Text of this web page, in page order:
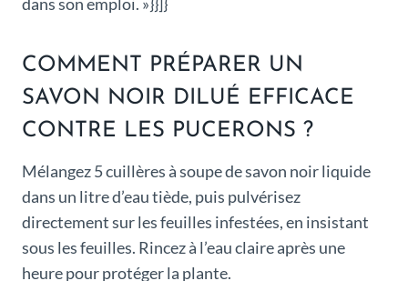
COMMENT PRÉPARER UN
SAVON NOIR DILUÉ EFFICACE
CONTRE LES PUCERONS ?
Mélangez 5 cuillères à soupe de savon noir liquide
dans un litre d’eau tiède, puis pulvérisez
directement sur les feuilles infestées, en insistant
sous les feuilles. Rincez à l’eau claire après une
heure pour protéger la plante.